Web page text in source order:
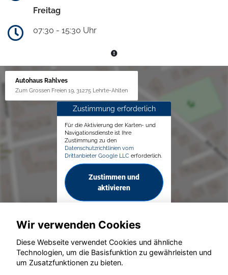
Freitag
07:30 - 15:30 Uhr
Autohaus Rahlves
Zum Grossen Freien 19, 31275 Lehrte-Ahlten
Zustimmung erforderlich
Für die Aktivierung der Karten- und
Navigationsdienste ist Ihre
Zustimmung zu den
Datenschutzrichtlinien vom
Drittanbieter Google LLC erforderlich.
Zustimmen und
aktivieren
© konjunkturmotor.de GmbH 2020 - 2026
Wir verwenden Cookies
Diese Webseite verwendet Cookies und ähnliche
Technologien, um die Basisfunktion zu gewährleisten und
um Zusatzfunktionen zu bieten.